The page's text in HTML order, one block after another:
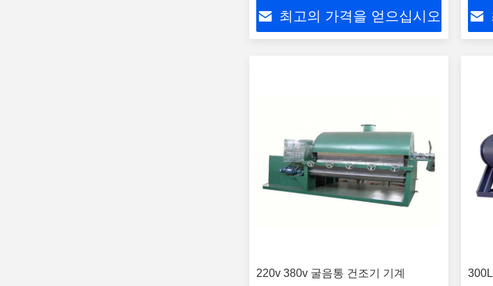
최고의 가격을 얻으십시오
220v 380v 굴음통 건조기 기계